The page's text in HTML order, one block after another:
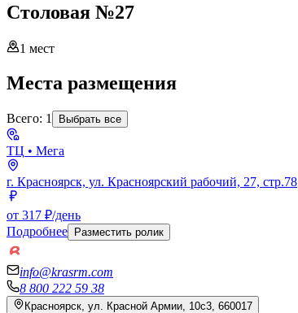
Столовая №27
1 мест
Места размещения
Всего: 1 Выбрать все
ТЦ • Мега
г. Красноярск, ул. Красноярский рабочий, 27, стр.78
от 317 ₽/день
Подробнее Разместить ролик
info@krasrm.com
8 800 222 59 38
Красноярск, ул. Красной Армии, 10с3, 660017